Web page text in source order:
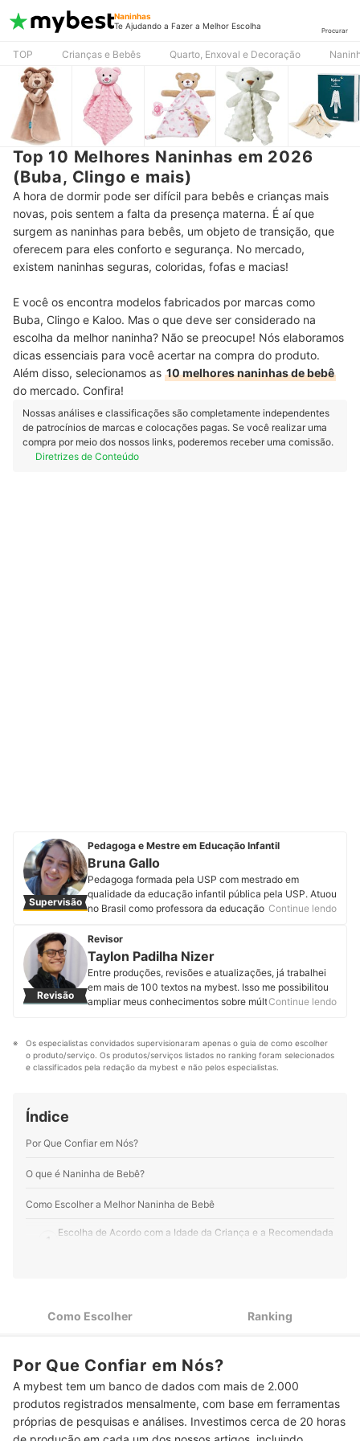
Naninhas
Te Ajudando a Fazer a Melhor Escolha
Procurar
TOP Crianças e Bebês Quarto, Enxoval e Decoração
Top 10 Melhores Naninhas em 2026
(Buba, Clingo e mais)
A hora de dormir pode ser difícil para bebês e crianças mais
novas, pois sentem a falta da presença materna. É aí que
surgem as naninhas para bebês, um objeto de transição, que
oferecem para eles conforto e segurança. No mercado,
existem naninhas seguras, coloridas, fofas e macias!
E você os encontra modelos fabricados por marcas como
Buba, Clingo e Kaloo. Mas o que deve ser considerado na
escolha da melhor naninha? Não se preocupe! Nós elaboramos
dicas essenciais para você acertar na compra do produto.
Além disso, selecionamos as 10 melhores naninhas de bebê
do mercado. Confira!
Nossas análises e classificações são completamente independentes
de patrocínios de marcas e colocações pagas. Se você realizar uma
compra por meio dos nossos links, poderemos receber uma comissão.
Diretrizes de Conteúdo
Supervisão
Pedagoga e Mestre em Educação Infantil
Bruna Gallo
Pedagoga formada pela USP com mestrado em
qualidade da educação infantil pública pela USP. Atuou
no Brasil como professora da educação infantil e séries
quanto na rede pública. Na Austrália, foi professora em
uma escola comunitária e comunicadora científica em
um museu de ciências para crianças. Em Chicago, nos
Estados Unidos, trabalhou como voluntária em uma
ONG de formação de educadores para educação
infantil. Atualmente é criadora de conteúdos no
didático. Conheça mais sobre Bruna Gallo no
Instagram.
Perfil de Bruna Gallo
Continue lendo
Revisão
Revisor
Taylon Padilha Nizer
Entre produções, revisões e atualizações, já trabalhei
em mais de 100 textos na mybest. Isso me possibilitou
ampliar meus conhecimentos sobre múltiplas
Minha paixão por roteiro e dramaturgia proporciona
uma união entre estas distintas áreas, resultando em
textos cada vez mais fluidos e cativantes.
Continue lendo
Os especialistas convidados supervisionaram apenas o guia de como escolher
o produto/serviço. Os produtos/serviços listados no ranking foram selecionados
e classificados pela redação da mybest e não pelos especialistas.
Índice
Por Que Confiar em Nós?
O que é Naninha de Bebê?
Como Escolher a Melhor Naninha de Bebê
1
Escolha de Acordo com a Idade da Criança e a Recomendada
3 Segurança no Uso
4
da Criança
5
Para um Uso Mais Versátil, Prefira Naninhas com Recursos
Extras
Um Mesmo Modelo Pode Estar Disponível em Temas
Como Escolher Ranking
Por Que Confiar em Nós?
A mybest tem um banco de dados com mais de 2.000
produtos registrados mensalmente, com base em ferramentas
próprias de pesquisas e análises. Investimos cerca de 20 horas